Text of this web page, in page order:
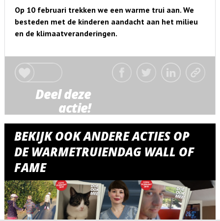
Op 10 februari trekken we een warme trui aan. We
besteden met de kinderen aandacht aan het milieu
en de klimaatveranderingen.
Deel deze
actie!
BEKIJK OOK ANDERE ACTIES OP
DE WARMETRUIENDAG WALL OF
FAME